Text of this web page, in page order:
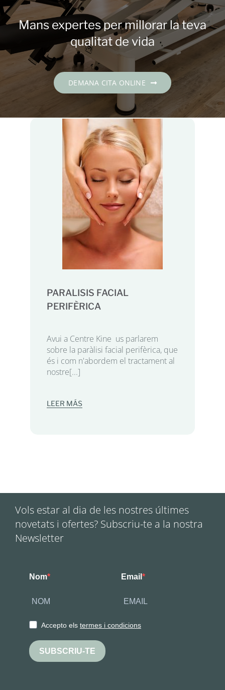
Contacte
Català
Mans expertes per millorar la teva
qualitat de vida
DEMANA CITA ONLINE
PARALISIS FACIAL
PERIFÈRICA
Avui a Centre Kine us parlarem
sobre la paràlisi facial perifèrica, que
és i com n'abordem el tractament al
nostre[...]
LEER MÁS
Vols estar al dia de les nostres últimes
novetats i ofertes? Subscriu-te a la nostra
Newsletter
Nom Email
Accepto els termes i condicions
SUBSCRIU-TE